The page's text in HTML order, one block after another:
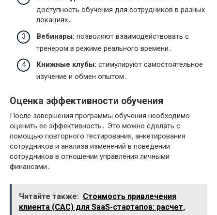
доступность обучения для сотрудников в разных
локациях․
Вебинары: позволяют взаимодействовать с
тренером в режиме реального времени․
Книжные клубы: стимулируют самостоятельное
изучение и обмен опытом․
Оценка эффективности обучения
После завершения программы обучения необходимо
оценить ее эффективность․ Это можно сделать с
помощью повторного тестирования‚ анкетирования
сотрудников и анализа изменений в поведении
сотрудников в отношении управления личными
финансами․
Читайте также: Стоимость привлечения
клиента (CAC) для SaaS-стартапов: расчет,